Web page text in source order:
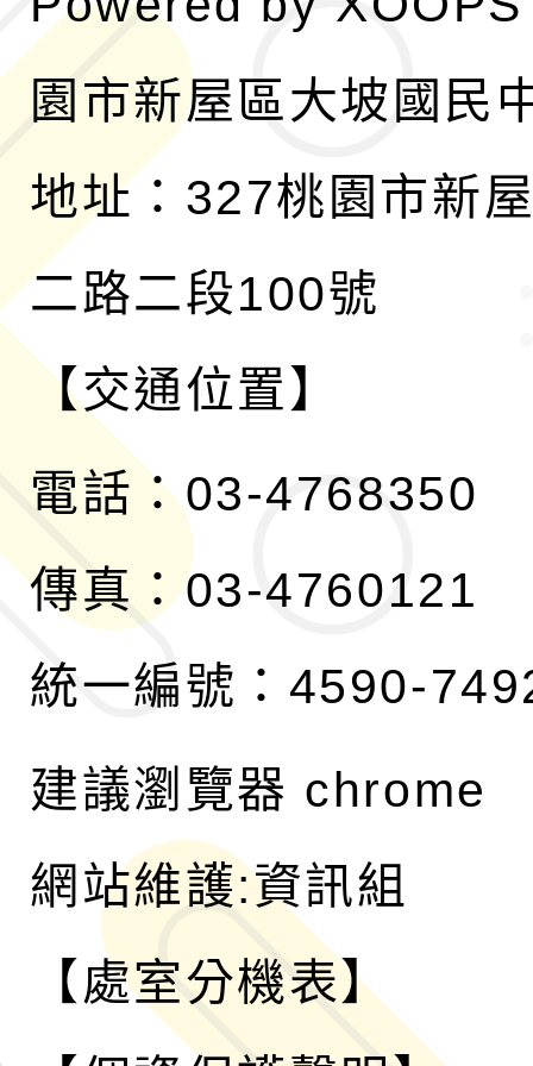
園市新屋區大坡國民
地址：327桃園市新
二路二段100號
【交通位置】
電話：03-4768350
傳真：03-4760121
統一編號：4590-
建議瀏覽器 chrome
網站維護:資訊組
【處室分機表】